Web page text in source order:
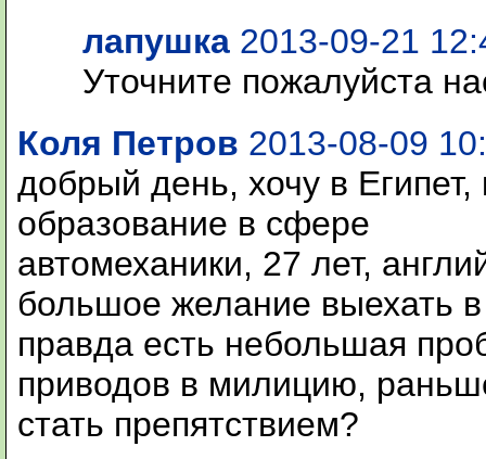
лапушка 2013-09-21
Уточните пожалуйста
Коля Петров 2013-08-09
добрый день, хочу в
образование в сфере
автомеханики, 27 лет,
большое желание выехать
правда есть небольшая
приводов в милицию,
стать препятствием?